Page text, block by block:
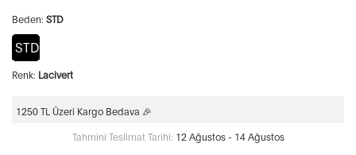
Beden: STD
STD
Renk: Lacivert
1250 TL Üzeri Kargo Bedava 🎉
Tahmini Teslimat Tarihi: 12 Ağustos - 14 Ağustos